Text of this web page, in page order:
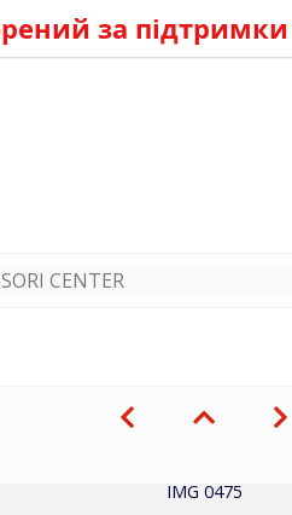
за підтримки
CENTER
IMG 0475